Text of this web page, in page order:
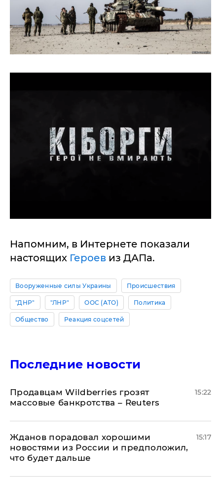
Напомним, в Интернете показали
настоящих Героев из ДАПа.
Вооруженные силы Украины Происшествия
"ДНР" "ЛНР" ООС (АТО) Политика
Общество Реакция соцсетей
Последние новости
Продавцам Wildberries грозят
массовые банкротства – Reuters
15:22
Жданов порадовал хорошими
новостями из России и предположил,
что будет дальше
15:17